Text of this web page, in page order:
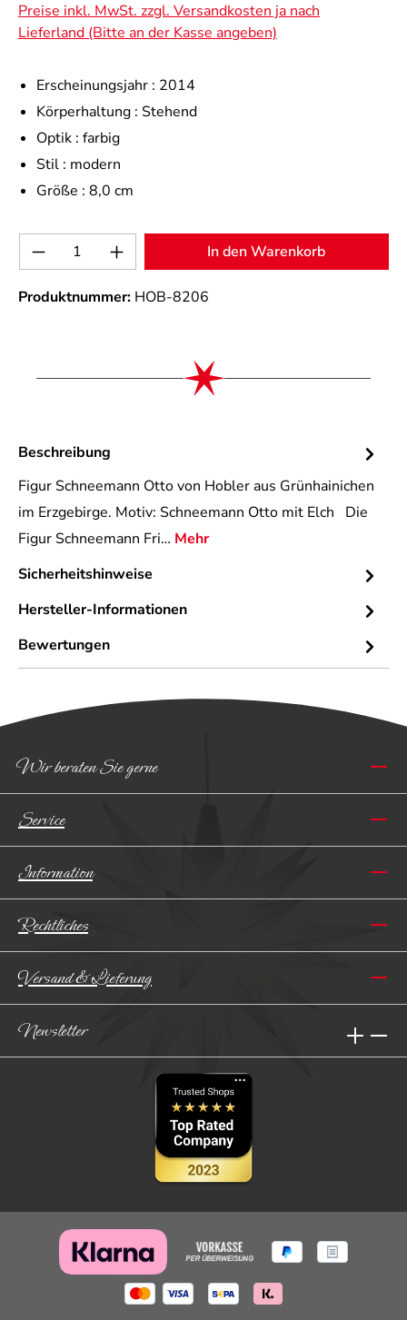
Preise inkl. MwSt. zzgl. Versandkosten ja nach
Lieferland (Bitte an der Kasse angeben)
Erscheinungsjahr : 2014
Körperhaltung : Stehend
Optik : farbig
Stil : modern
Größe : 8,0 cm
Produkt Anzahl: Gib den gewünschten
In den Warenkorb
Produktnummer: HOB-8206
Beschreibung
Figur Schneemann Otto von Hobler aus Grünhainichen
im Erzgebirge. Motiv: Schneemann Otto mit Elch Die
Figur Schneemann Fri… Mehr
Sicherheitshinweise
Hersteller-Informationen
Bewertungen
Wir beraten Sie gerne
Service
Information
Rechtliches
Versand & Lieferung
Newsletter